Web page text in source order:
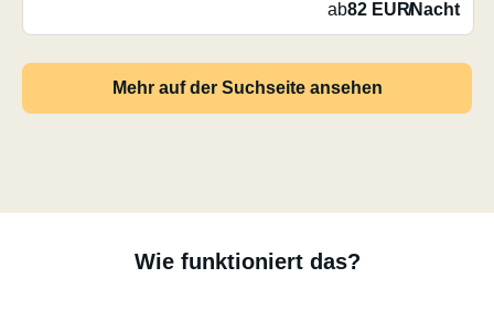
ab82 EUR/Nacht
Mehr auf der Suchseite ansehen
Wie funktioniert das?